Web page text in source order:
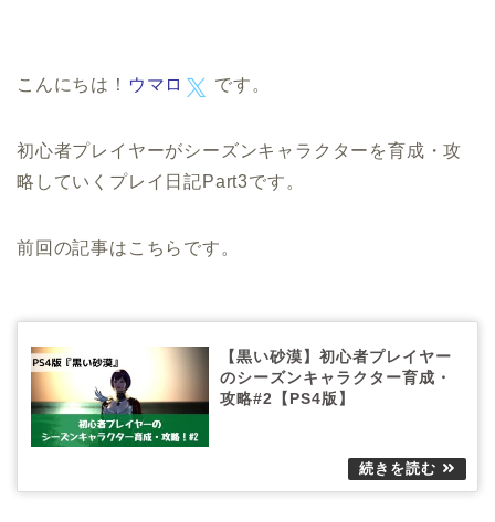
こんにちは！ ウマロ です。
初心者プレイヤーがシーズンキャラクターを育成・攻
略していくプレイ日記Part3です。
前回の記事はこちらです。
【黒い砂漠】初心者プレイヤー
のシーズンキャラクター育成・
攻略#2【PS4版】